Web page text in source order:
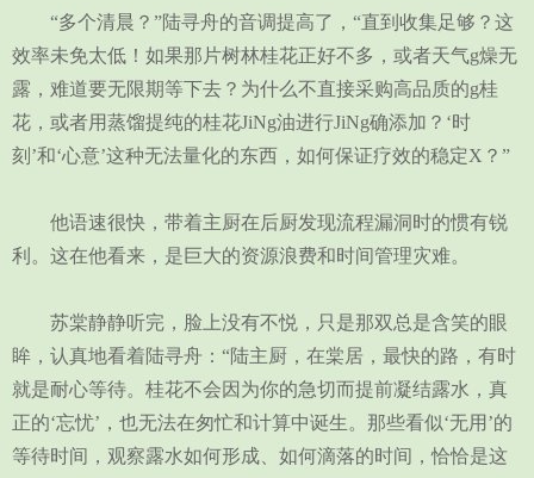
“多个清晨？”陆寻舟的音调提高了，“直到收集足够？这
效率未免太低！如果那片树林桂花正好不多，或者天气g燥无
露，难道要无限期等下去？为什么不直接采购高品质的g桂
花，或者用蒸馏提纯的桂花JiNg油进行JiNg确添加？‘时
刻’和‘心意’这种无法量化的东西，如何保证疗效的稳定X？”
他语速很快，带着主厨在后厨发现流程漏洞时的惯有锐
利。这在他看来，是巨大的资源浪费和时间管理灾难。
苏棠静静听完，脸上没有不悦，只是那双总是含笑的眼
眸，认真地看着陆寻舟：“陆主厨，在棠居，最快的路，有时
就是耐心等待。桂花不会因为你的急切而提前凝结露水，真
正的‘忘忧’，也无法在匆忙和计算中诞生。那些看似‘无用’的
等待时间，观察露水如何形成、如何滴落的时间，恰恰是这